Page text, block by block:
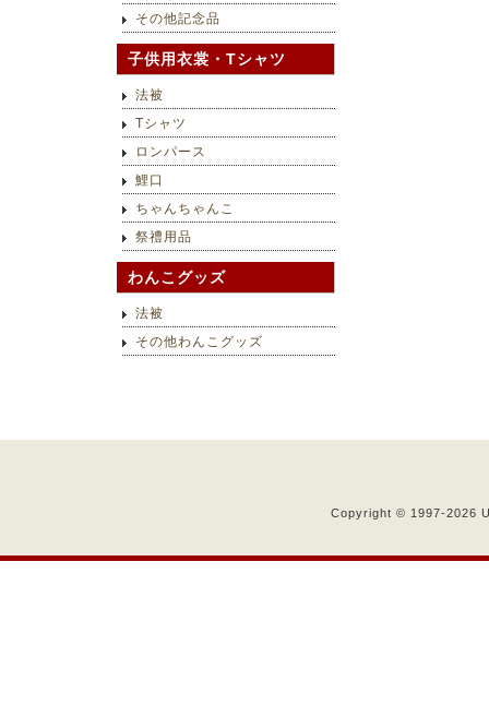
その他記念品
子供用衣裳・Tシャツ
法被
Tシャツ
ロンパース
鯉口
ちゃんちゃんこ
祭禮用品
わんこグッズ
法被
その他わんこグッズ
Copyright © 1997-2026